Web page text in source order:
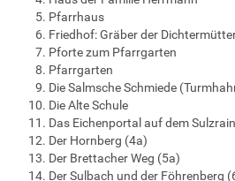
Pfarrhaus
Friedhof: Gräber der
Pforte zum Pfarrgarten
Pfarrgarten
Die Salmsche Schmiede
Die Alte Schule
Das Eichenportal auf dem
Der Hornberg (4a)
Der Brettacher Weg (5a)
Der Sulbach und der Föhrenberg